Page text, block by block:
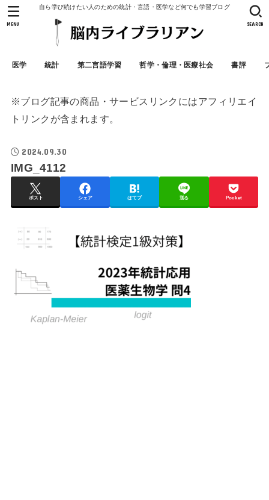
自ら学び続けたい人のための統計・言語・医学など何でも学習ブログ
医学 統計 第二言語学習 哲学・倫理・医療社会 書評
SEARCH
MENU
※ブログ記事の商品・サービスリンクにはアフィリエイ
トリンクが含まれます。
2024.09.30
IMG_4112
ポスト シェア はてブ 送る Pocket